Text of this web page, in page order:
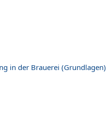
in der Brauerei (Grundlagen)